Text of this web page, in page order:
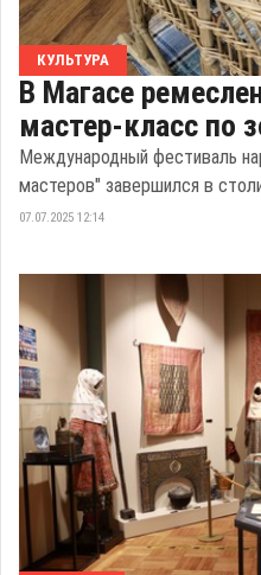
КУЛЬТУРА
В Магасе
мастер-класс по
Международный фестиваль
мастеров" завершился в
07.07.2025 12:14